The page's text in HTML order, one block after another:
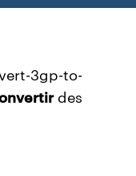
3gp-to-
des